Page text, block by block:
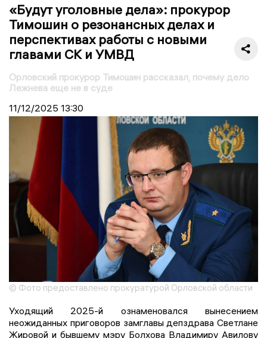
«Будут уголовные дела»: прокурор
Тимошин о резонансных делах и
перспективах работы с новыми
главами СК и УМВД
Орловский прокурор Тимошин рассказал, почему дело
Лежнева еще не в суде
11/12/2025 13:30
© Фото предоставлено прокуратурой Орловской области
Уходящий 2025-й ознаменовался вынесением
неожиданных приговоров замглавы депздрава Светлане
Жировой и бывшему мэру Болхова Владимиру Авилову